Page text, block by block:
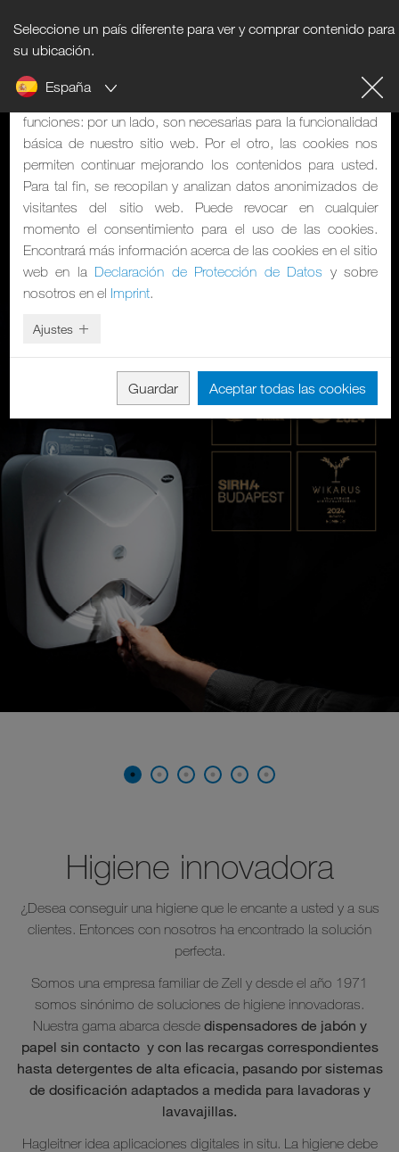
Seleccione un país diferente para ver y comprar contenido para
su ubicación.
España
Higiene innovadora
¿Desea conseguir una higiene que le encante a usted y a sus
clientes. Entonces con nosotros ha encontrado la solución
perfecta.
Somos una empresa familiar de Zell y desde el año 1971
somos sinónimo de soluciones de higiene innovadoras.
Nuestra gama abarca desde dispensadores de jabón y
papel sin contacto y con las recargas correspondientes
hasta detergentes de alta eficacia, pasando por sistemas
de dosificación adaptados a medida para lavadoras y
lavavajillas.
Hagleitner idea aplicaciones digitales in situ. La higiene debe
Nota sobre cookies
Nuestra página web utiliza cookies, que tienen dos
funciones: por un lado, son necesarias para la funcionalidad
básica de nuestro sitio web. Por el otro, las cookies nos
permiten continuar mejorando los contenidos para usted.
Para tal fin, se recopilan y analizan datos anonimizados de
visitantes del sitio web. Puede revocar en cualquier
momento el consentimiento para el uso de las cookies.
Encontrará más información acerca de las cookies en el sitio
web en la Declaración de Protección de Datos y sobre
nosotros en el Imprint.
Ajustes
Guardar Aceptar todas las cookies